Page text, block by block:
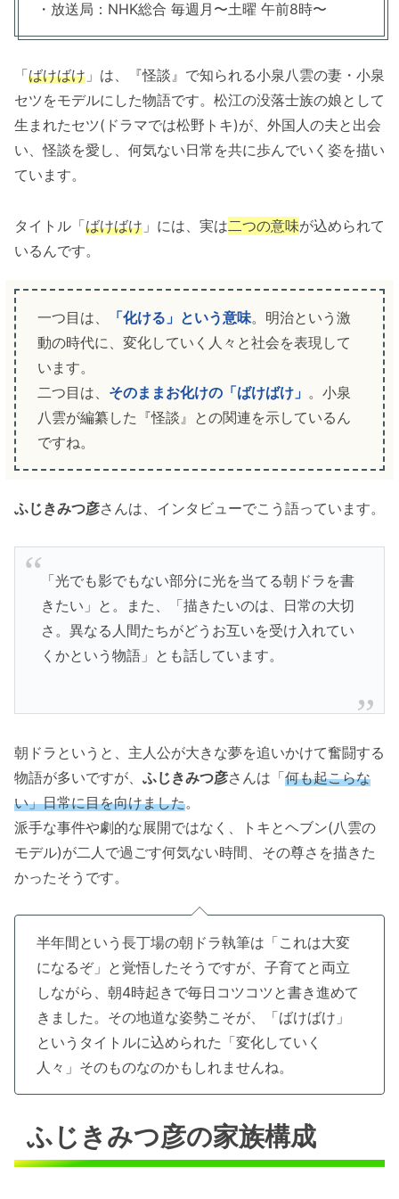
・放送局：NHK総合 毎週月〜土曜 午前8時〜
「ばけばけ 」は、『怪談』で知られる小泉八雲の妻・小泉
セツをモデルにした物語です。松江の没落士族の娘として
生まれたセツ(ドラマでは松野トキ)が、外国人の夫と出会
い、怪談を愛し、何気ない日常を共に歩んでいく姿を描い
ています。
タイトル「ばけばけ 」には、実は二つの意味が込められて
いるんです。
一つ目は、 「化ける」という意味。明治という激
動の時代に、変化していく人々と社会を表現して
います。
二つ目は、 そのままお化けの「ばけばけ」 。小泉
八雲が編纂した『怪談』との関連を示しているん
ですね。
ふじきみつ彦さんは、インタビューでこう語っています。
「光でも影でもない部分に光を当てる朝ドラを書
きたい」と。また、「描きたいのは、日常の大切
さ。異なる人間たちがどうお互いを受け入れてい
くかという物語」とも話しています。
朝ドラというと、主人公が大きな夢を追いかけて奮闘する
物語が多いですが、 ふじきみつ彦さんは「何も起こらな
い」日常に目を向けました。
派手な事件や劇的な展開ではなく、トキとヘブン(八雲の
モデル)が二人で過ごす何気ない時間、その尊さを描きた
かったそうです。
半年間という長丁場の朝ドラ執筆は「これは大変
になるぞ」と覚悟したそうですが、子育てと両立
しながら、朝4時起きで毎日コツコツと書き進めて
きました。その地道な姿勢こそが、「ばけばけ」
というタイトルに込められた「変化していく
人々」そのものなのかもしれませんね。
ふじきみつ彦の家族構成